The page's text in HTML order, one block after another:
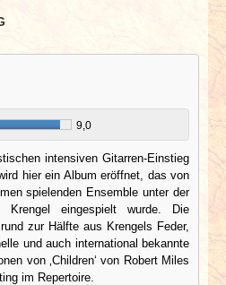
9,0
intensiven Gitarren-Einstieg
hier ein Album eröffnet, das von
spielenden Ensemble unter der
Krengel eingespielt wurde. Die
zur Hälfte aus Krengels Feder,
und auch international bekannte
von ‚Children‘ von Robert Miles
im Repertoire.